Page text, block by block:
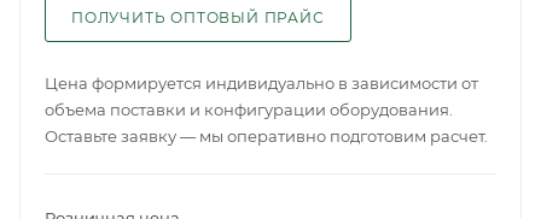
ПОЛУЧИТЬ ОПТОВЫЙ ПРАЙС
Цена формируется индивидуально в зависимости от
объема поставки и конфигурации оборудования.
Оставьте заявку — мы оперативно подготовим расчет.